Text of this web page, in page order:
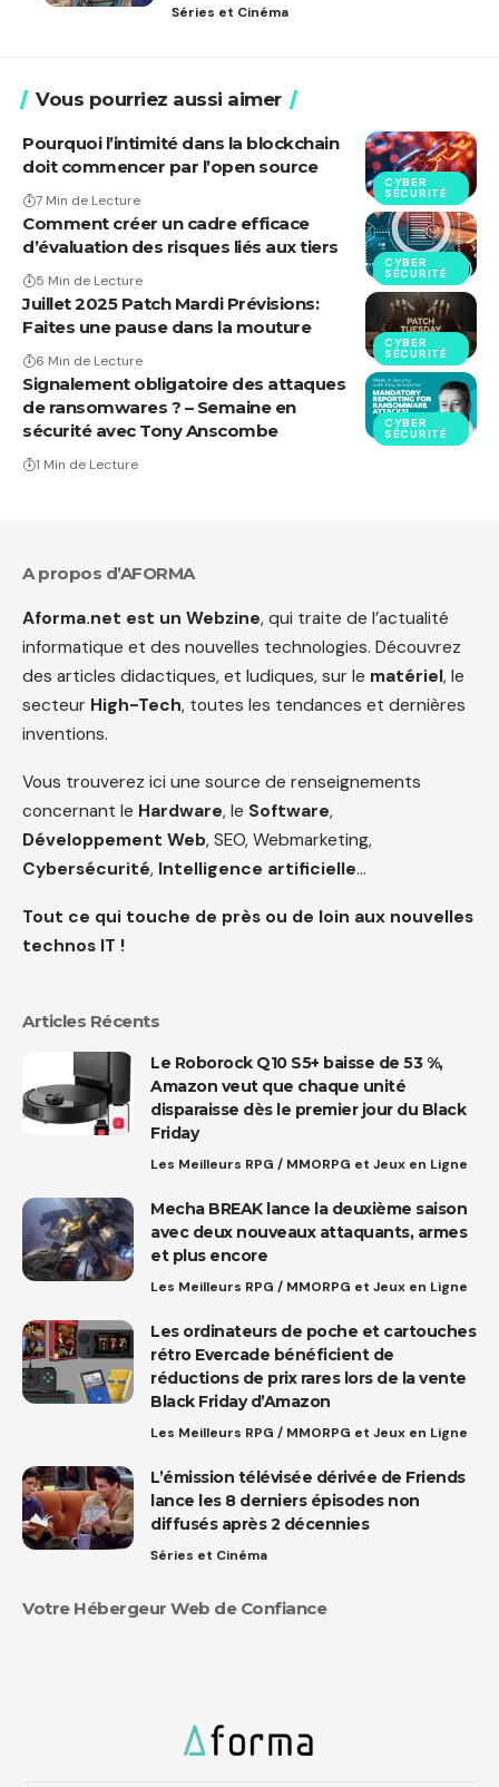
Séries et Cinéma
Vous pourriez aussi aimer
CYBER
SÉCURITÉ
Pourquoi l’intimité dans la blockchain
doit commencer par l’open source
7 Min de Lecture
CYBER
SÉCURITÉ
Comment créer un cadre efficace
d’évaluation des risques liés aux tiers
5 Min de Lecture
CYBER
SÉCURITÉ
Juillet 2025 Patch Mardi Prévisions:
Faites une pause dans la mouture
6 Min de Lecture
CYBER
SÉCURITÉ
Signalement obligatoire des attaques
de ransomwares ? – Semaine en
sécurité avec Tony Anscombe
1 Min de Lecture
A propos d’AFORMA
Aforma.net est un Webzine, qui traite de l’actualité
informatique et des nouvelles technologies. Découvrez
des articles didactiques, et ludiques, sur le matériel, le
secteur High-Tech, toutes les tendances et dernières
inventions.
Vous trouverez ici une source de renseignements
concernant le Hardware, le Software,
Développement Web, SEO, Webmarketing,
Cybersécurité, Intelligence artificielle…
Tout ce qui touche de près ou de loin aux nouvelles
technos IT !
Articles Récents
Le Roborock Q10 S5+ baisse de 53 %,
Amazon veut que chaque unité
disparaisse dès le premier jour du Black
Friday
Les Meilleurs RPG / MMORPG et Jeux en Ligne
Mecha BREAK lance la deuxième saison
avec deux nouveaux attaquants, armes
et plus encore
Les Meilleurs RPG / MMORPG et Jeux en Ligne
Les ordinateurs de poche et cartouches
rétro Evercade bénéficient de
réductions de prix rares lors de la vente
Black Friday d’Amazon
Les Meilleurs RPG / MMORPG et Jeux en Ligne
L’émission télévisée dérivée de Friends
lance les 8 derniers épisodes non
diffusés après 2 décennies
Séries et Cinéma
Votre Hébergeur Web de Confiance